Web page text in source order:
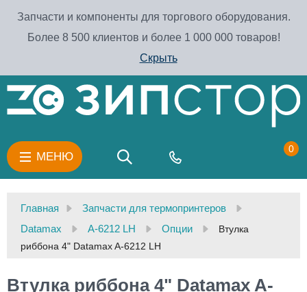
Запчасти и компоненты для торгового оборудования.
Более 8 500 клиентов и более 1 000 000 товаров!
Скрыть
МЕНЮ
0
Главная
Запчасти для термопринтеров
Datamax
A-6212 LH Опции
Втулка
риббона 4" Datamax A-6212 LH
Втулка риббона 4" Datamax A-